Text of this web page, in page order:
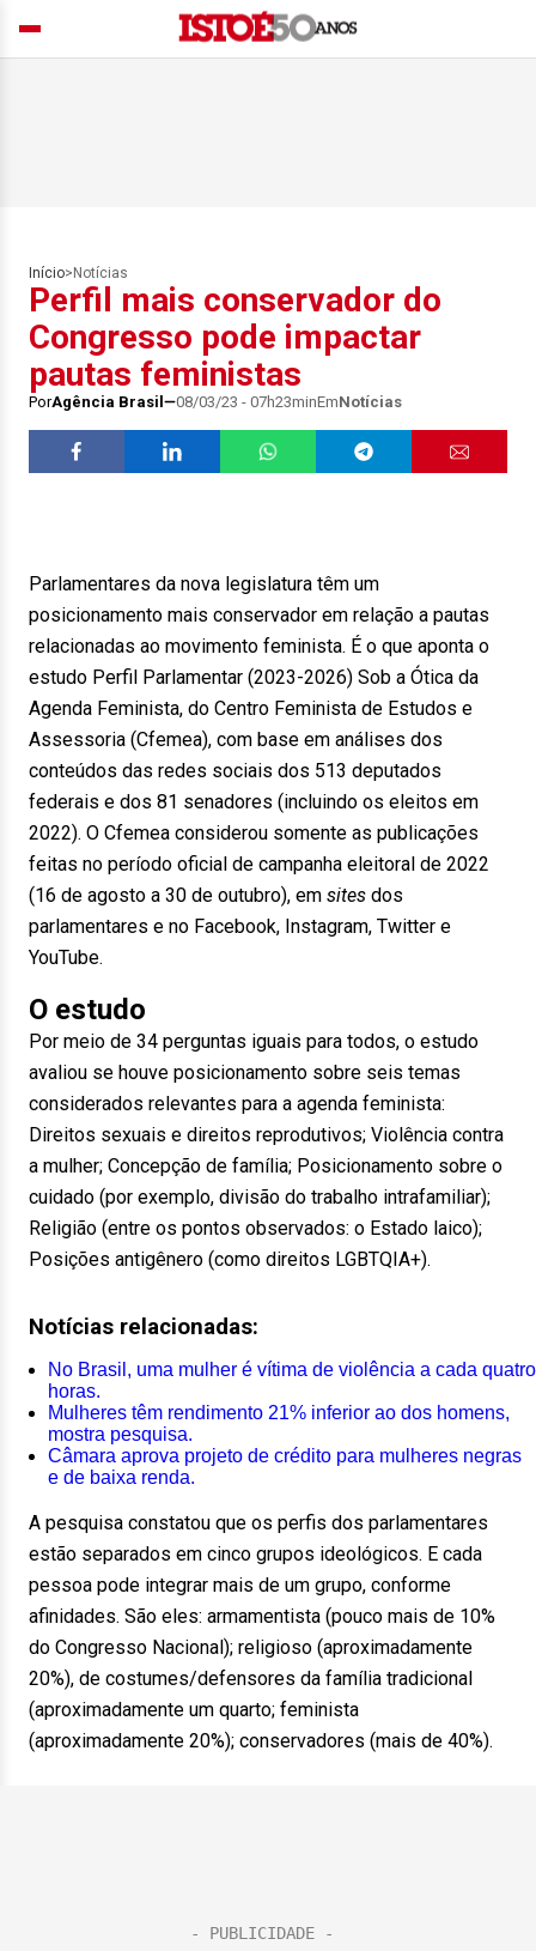
Início> Notícias
Perfil mais conservador do
Congresso pode impactar
pautas feministas
PorAgência Brasil 08/03/23 - 07h23minEmNotícias
Parlamentares da nova legislatura têm um
posicionamento mais conservador em relação a pautas
relacionadas ao movimento feminista. É o que aponta o
estudo Perfil Parlamentar (2023-2026) Sob a Ótica da
Agenda Feminista, do Centro Feminista de Estudos e
Assessoria (Cfemea), com base em análises dos
conteúdos das redes sociais dos 513 deputados
federais e dos 81 senadores (incluindo os eleitos em
2022). O Cfemea considerou somente as publicações
feitas no período oficial de campanha eleitoral de 2022
(16 de agosto a 30 de outubro), em sites dos
parlamentares e no Facebook, Instagram, Twitter e
YouTube.
O estudo
Por meio de 34 perguntas iguais para todos, o estudo
avaliou se houve posicionamento sobre seis temas
considerados relevantes para a agenda feminista:
Direitos sexuais e direitos reprodutivos; Violência contra
a mulher; Concepção de família; Posicionamento sobre o
cuidado (por exemplo, divisão do trabalho intrafamiliar);
Religião (entre os pontos observados: o Estado laico);
Posições antigênero (como direitos LGBTQIA+).
Notícias relacionadas:
No Brasil, uma mulher é vítima de violência a cada quatro
horas.
Mulheres têm rendimento 21% inferior ao dos homens,
mostra pesquisa.
Câmara aprova projeto de crédito para mulheres negras
e de baixa renda.
A pesquisa constatou que os perfis dos parlamentares
estão separados em cinco grupos ideológicos. E cada
pessoa pode integrar mais de um grupo, conforme
afinidades. São eles: armamentista (pouco mais de 10%
do Congresso Nacional); religioso (aproximadamente
20%), de costumes/defensores da família tradicional
(aproximadamente um quarto; feminista
(aproximadamente 20%); conservadores (mais de 40%).